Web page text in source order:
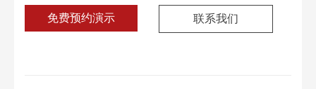
免费预约演示 联系我们